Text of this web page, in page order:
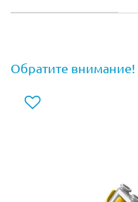
Обратите внимание!